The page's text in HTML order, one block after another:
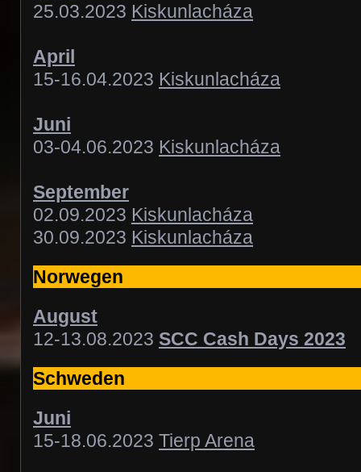
25.03.2023 Kiskunlacháza
April
15-16.04.2023 Kiskunlacháza
Juni
03-04.06.2023 Kiskunlacháza
September
02.09.2023 Kiskunlacháza
30.09.2023 Kiskunlacháza
Norwegen
August
12-13.08.2023 SCC Cash Days 2023
Schweden
Juni
15-18.06.2023 Tierp Arena